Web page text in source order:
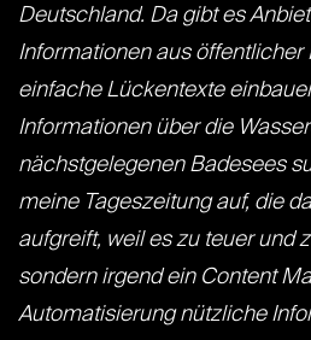
Deutschland. Da gibt es
Informationen aus öffentlicher
einfache Lückentexte
Informationen über die
nächstgelegenen Badesees
meine Tageszeitung auf, die
aufgreift, weil es zu teuer und
sondern irgend ein Content
Automatisierung nützliche